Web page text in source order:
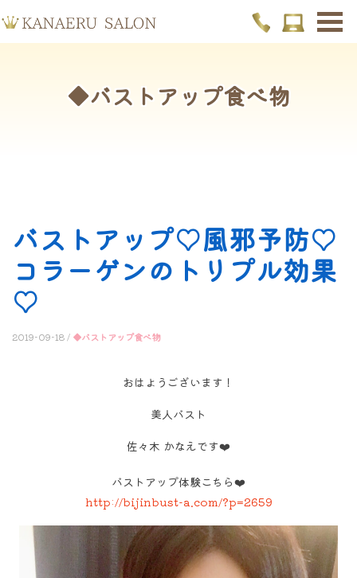
◆バストアップ食べ物
バストアップ♡風邪予防♡
コラーゲンのトリプル効果
♡
2019-09-18 / ◆バストアップ食べ物
おはようございます！
美人バスト
佐々木 かなえです❤️
バストアップ体験こちら❤️
http://bijinbust-a.com/?p=2659